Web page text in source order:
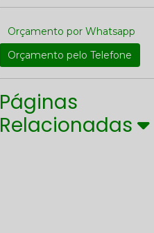
Orçamento por Whatsapp
Orçamento pelo Telefone
Páginas
Relacionadas